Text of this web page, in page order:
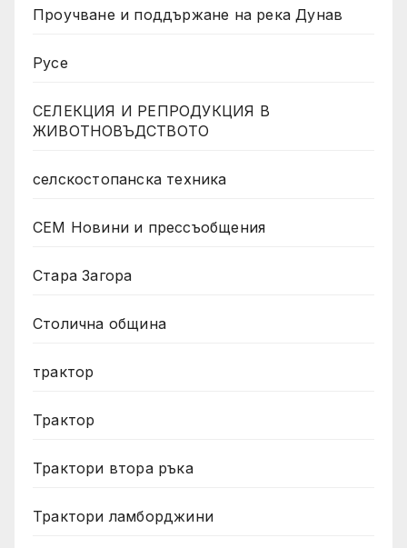
Проучване и поддържане на река Дунав
Русе
СЕЛЕКЦИЯ И РЕПРОДУКЦИЯ В
ЖИВОТНОВЪДСТВОТО
селскостопанска техника
СЕМ Новини и прессъобщения
Стара Загора
Столична община
трактор
Трактор
Трактори втора ръка
Трактори ламборджини